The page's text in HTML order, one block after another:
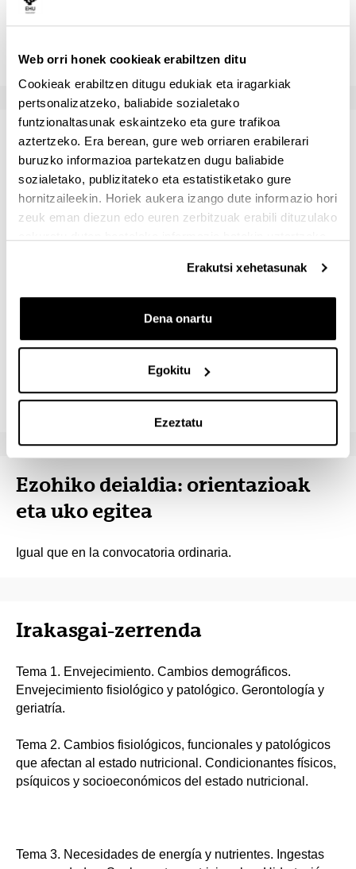
Web orri honek cookieak erabiltzen ditu
Cookieak erabiltzen ditugu edukiak eta iragarkiak
pertsonalizatzeko, baliabide sozialetako
funtzionaltasunak eskaintzeko eta gure trafikoa
aztertzeko. Era berean, gure web orriaren erabilerari
buruzko informazioa partekatzen dugu baliabide
sozialetako, publizitateko eta estatistiketako gure
hornitzaileekin. Horiek aukera izango dute informazio hori
zeuk eman diezun edo euren zerbitzuak erabili dituzulako
Erakutsi xehetasunak
Dena onartu
Egokitu
Ezeztatu
Ohiko deialdia: orientazioak eta
uko egitea
El sistema de evaluación es continuo a través de los
trabajos prácticos.
La calificación final de la asignatura será la
calificaciones obtenidas en cada una de las
tareas/actividades que se desarrollarán a lo largo de la
Para superar la asignatura es necesario asistir como
mínimo al 80% de las sesiones presenciales de la
misma.
Ezohiko deialdia: orientazioak
eta uko egitea
Igual que en la convocatoria ordinaria.
Irakasgai-zerrenda
Tema 1. Envejecimiento. Cambios demográficos.
Envejecimiento fisiológico y patológico. Gerontología y
geriatría.
Tema 2. Cambios fisiológicos, funcionales y patológicos
que afectan al estado nutricional. Condicionantes físicos,
psíquicos y socioeconómicos del estado nutricional.
Tema 3. Necesidades de energía y nutrientes. Ingestas